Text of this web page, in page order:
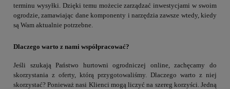
terminu wysyłki. Dzięki temu możecie zarządzać inwestycjami w swoim
ogrodzie, zamawiając dane komponenty i narzędzia zawsze wtedy, kiedy
są Wam aktualnie potrzebne.
Dlaczego warto z nami współpracować?
Jeśli szukają Państwo hurtowni ogrodniczej online, zachęcamy do
skorzystania z oferty, którą przygotowaliśmy. Dlaczego warto z niej
skorzystać? Ponieważ nasi Klienci mogą liczyć na szereg korzyści. Jedną